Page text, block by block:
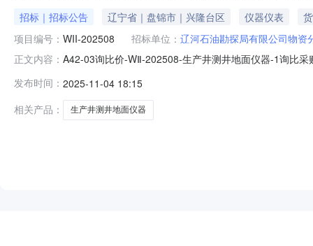
招标｜招标公告 辽宁省｜盘锦市｜兴隆台区 仪器仪表
项目编号： WII-202508 招标单位： 辽河石油勘探局有限公司物资
正文内容： A42-03询比价-WⅡ-202508-生产井测井地面仪器-1询比
公告(邀请.pdf物资明细附件.xls
发布时间： 2025-11-04 18:15
相关产品：
生产井测井地面仪器